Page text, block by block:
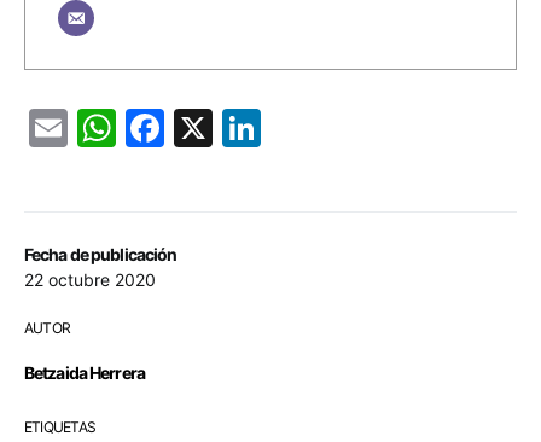
Fecha de publicación
22 octubre 2020
AUTOR
Betzaida Herrera
ETIQUETAS
EmailWhatsApp
Facebook
X